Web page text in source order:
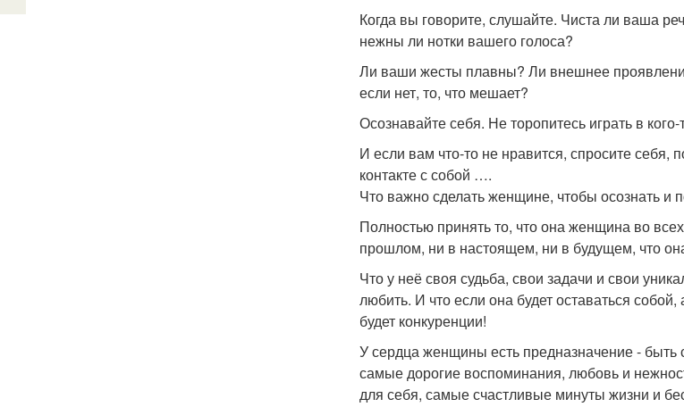
Когда вы говорите, слушайте. Чиста ли ваша
нежны ли нотки вашего голоса?
Ли ваши жесты плавны? Ли внешнее
если нет, то, что мешает?
Осознавайте себя. Не торопитесь играть в
И если вам что-то не нравится, спросите себя,
контакте с собой ….
Что важно сделать женщине, чтобы осознать и
Полностью принять то, что она женщина во
прошлом, ни в настоящем, ни в будущем, что
Что у неё своя судьба, свои задачи и свои
любить. И что если она будет оставаться
будет конкуренции!
У сердца женщины есть предназначение - быть
самые дорогие воспоминания, любовь и
для себя, самые счастливые минуты жизни и